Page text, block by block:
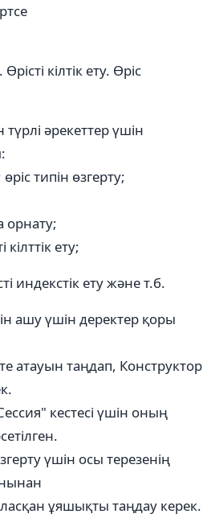
кілтік ету. Өріс
әрекеттер үшін
типін өзгерту;
орнату;
кілттік ету;
индекстік ету және т.б.
ашу үшін деректер қоры
атауын таңдап, Конструктор
кестесі үшін оның
үшін осы терезенің
ұяшықты таңдау керек.